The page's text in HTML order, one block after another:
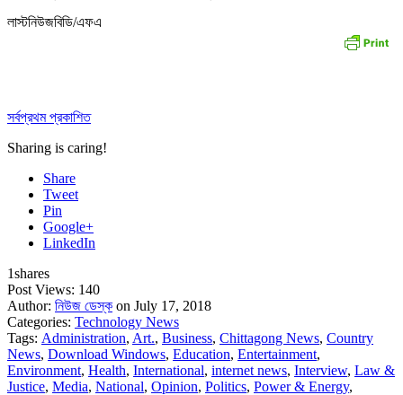
লাস্টনিউজবিডি/এফএ
সর্বপ্রথম প্রকাশিত
Sharing is caring!
Share
Tweet
Pin
Google+
LinkedIn
1shares
Post Views: 140
Author: নিউজ ডেস্ক on July 17, 2018
Categories: Technology News
Tags: Administration, Art., Business, Chittagong News, Country
News, Download Windows, Education, Entertainment,
Environment, Health, International, internet news, Interview, Law &
Justice, Media, National, Opinion, Politics, Power & Energy,